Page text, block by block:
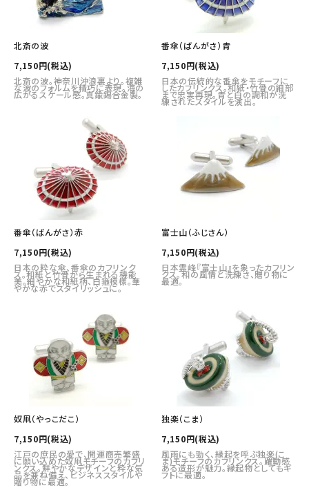
カフスを探す
ご利用ガイド
お問い合わせ
北斎の波
7,150円(税込)
北斎の波。神奈川沖浪裏より。複雑
な波のフォルムを精巧に表現。海の
広がるスケール感。真鍮錫合金製。
番傘（ばんがさ）青
7,150円(税込)
日本の伝統的な番傘をモチーフに
したカフリンクス。和紙・竹骨の細部
まで忠実再現。青と白の調和が洗
練されたスタイルを演出。
番傘（ばんがさ）赤
7,150円(税込)
日本の粋な傘、番傘のカフリンク
ス。和紙と竹骨から生まれる機能
美。細やかな和紙柄、白箍模様。華
やかな赤でスタイリッシュに。
富士山（ふじさん）
7,150円(税込)
日本霊峰『富士山』を象ったカフリン
クス。和の風情と洗練さ、贈り物に
最適。
奴凧（やっこだこ）
7,150円(税込)
江戸の庶民の愛で、開運商売繁盛
に願い込めた奴凧モチーフのカフリ
ンクス。鮮やかなデザインと粋な気
品を兼ね備え、ビジネススタイルや
贈り物に最適。
独楽（こま）
7,150円(税込)
風雨にも勁く、縁起を呼ぶ独楽(こ
ま)モチーフのカフリンクス。躍動感
ある造形が魅力。縁起物としてもギ
フトに最適。